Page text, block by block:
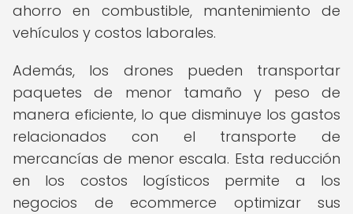
ahorro en combustible, mantenimiento de
vehículos y costos laborales.
Además, los drones pueden transportar
paquetes de menor tamaño y peso de
manera eficiente, lo que disminuye los gastos
relacionados con el transporte de
mercancías de menor escala. Esta reducción
en los costos logísticos permite a los
negocios de ecommerce optimizar sus